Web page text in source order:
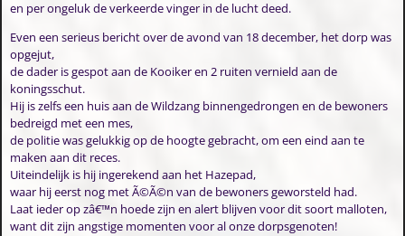
en per ongeluk de verkeerde vinger in de lucht deed.
Even een serieus bericht over de avond van 18 december, het dorp was
opgejut,
de dader is gespot aan de Kooiker en 2 ruiten vernield aan de
koningsschut.
Hij is zelfs een huis aan de Wildzang binnengedrongen en de bewoners
bedreigd met een mes,
de politie was gelukkig op de hoogte gebracht, om een eind aan te
maken aan dit reces.
Uiteindelijk is hij ingerekend aan het Hazepad,
waar hij eerst nog met Ã©Ã©n van de bewoners geworsteld had.
Laat ieder op zâ€™n hoede zijn en alert blijven voor dit soort malloten,
want dit zijn angstige momenten voor al onze dorpsgenoten!